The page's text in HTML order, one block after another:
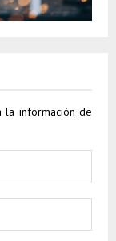
la información de